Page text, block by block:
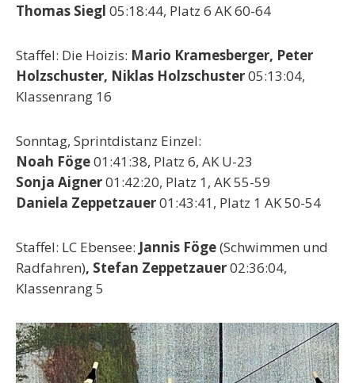
Thomas Siegl 05:18:44, Platz 6 AK 60-64
Staffel: Die Hoizis: Mario Kramesberger, Peter
Holzschuster, Niklas Holzschuster05:13:04,
Klassenrang 16
Sonntag, Sprintdistanz Einzel:
Noah Föge01:41:38, Platz 6, AK U-23
Sonja Aigner01:42:20, Platz 1, AK 55-59
Daniela Zeppetzauer01:43:41, Platz 1 AK 50-54
Staffel: LC Ebensee: Jannis Föge(Schwimmen und
Radfahren), Stefan Zeppetzauer02:36:04,
Klassenrang 5